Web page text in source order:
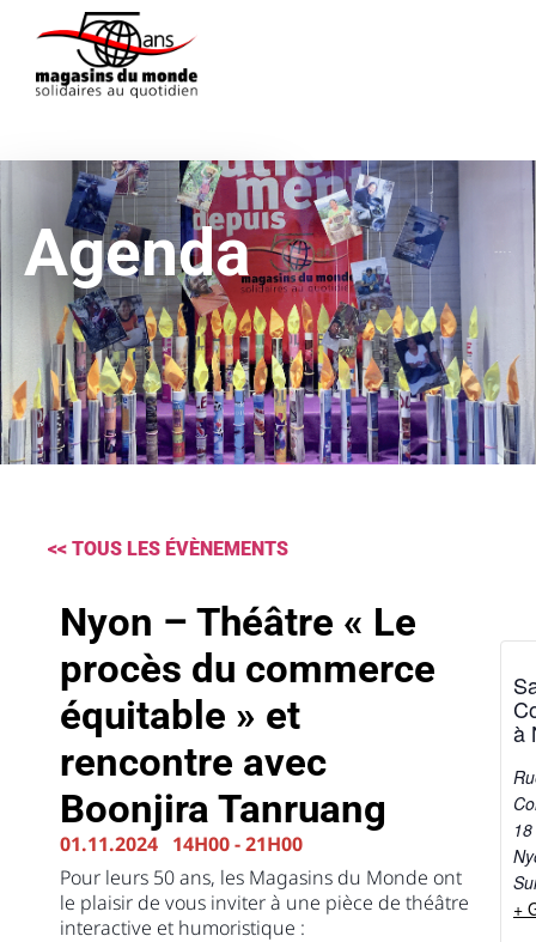
Agenda
<< TOUS LES ÉVÈNEMENTS
Nyon – Théâtre « Le
procès du commerce
équitable » et
rencontre avec
Boonjira Tanruang
01.11.2024 14H00-21H00
Pour leurs 50 ans, les Magasins du Monde ont
le plaisir de vous inviter à une pièce de théâtre
interactive et humoristique :
à
18
+